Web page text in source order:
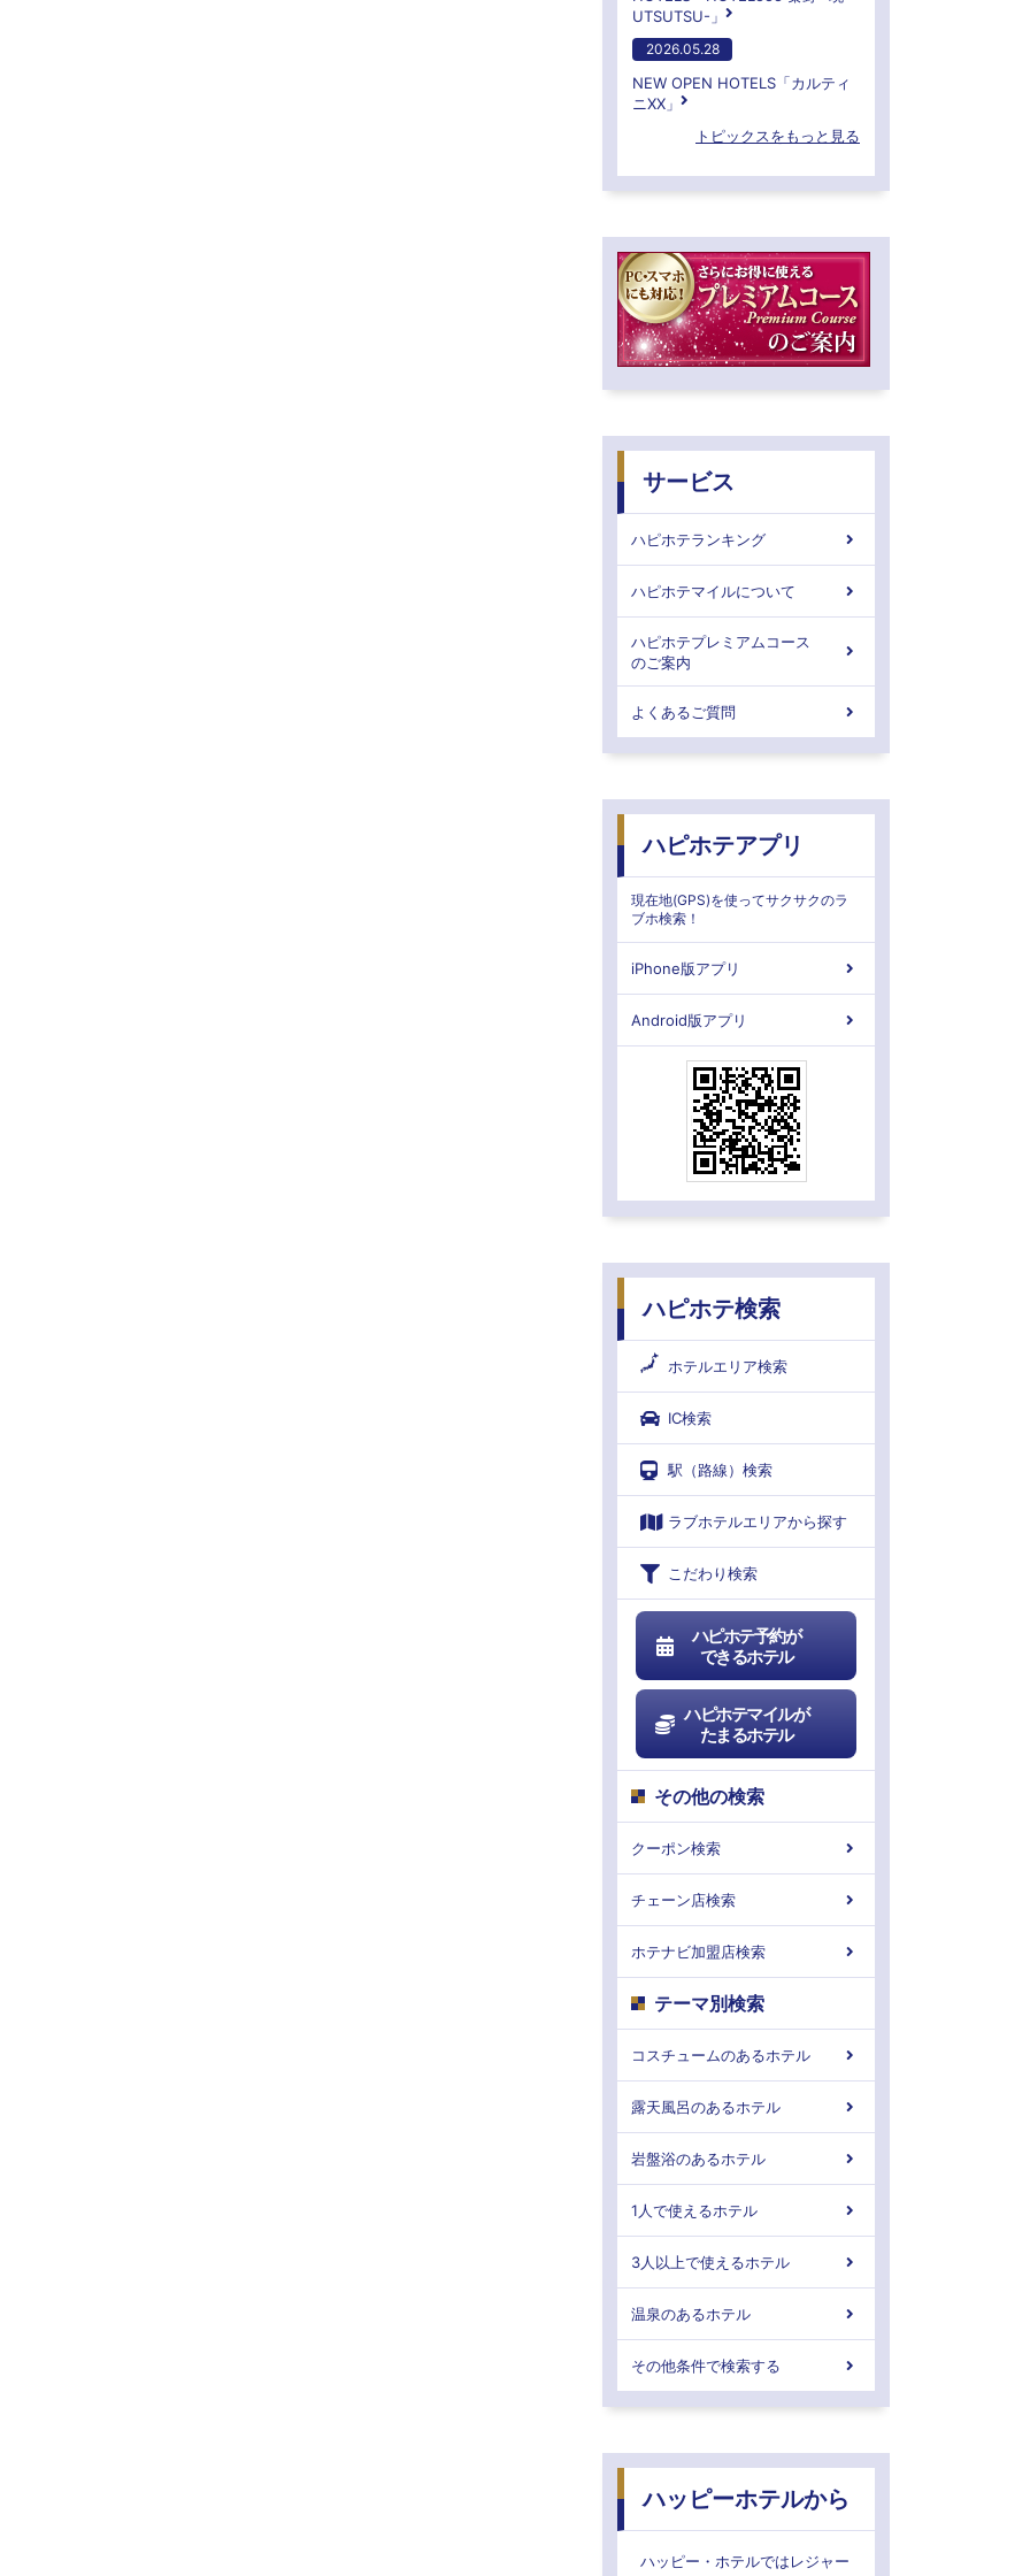
UTSUTSU-」
2026.05.28
NEW OPEN HOTELS「カルティ
ニXX」
トピックスをもっと見る
サービス
ハピホテランキング
ハピホテマイルについて
ハピホテプレミアムコース
のご案内
よくあるご質問
ハピホテアプリ
現在地(GPS)を使ってサクサクのラ
ブホ検索！
iPhone版アプリ
Android版アプリ
ハピホテ検索
ホテルエリア検索
IC検索
駅（路線）検索
ラブホテルエリアから探す
こだわり検索
ハピホテ予約が
できるホテル
ハピホテマイルが
たまるホテル
その他の検索
クーポン検索
チェーン店検索
ホテナビ加盟店検索
テーマ別検索
コスチュームのあるホテル
露天風呂のあるホテル
岩盤浴のあるホテル
1人で使えるホテル
3人以上で使えるホテル
温泉のあるホテル
その他条件で検索する
ハッピーホテルから
ハッピー・ホテルではレジャー